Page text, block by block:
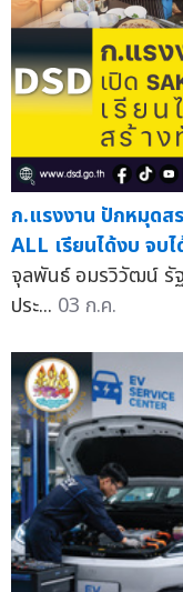
ก.แรงงาน ปักหมุดส
ALL เรียนได้งบ จบ
จุลพันธ์ อมรวิวัฒน์ รั
ประ... 03 ก.ค.